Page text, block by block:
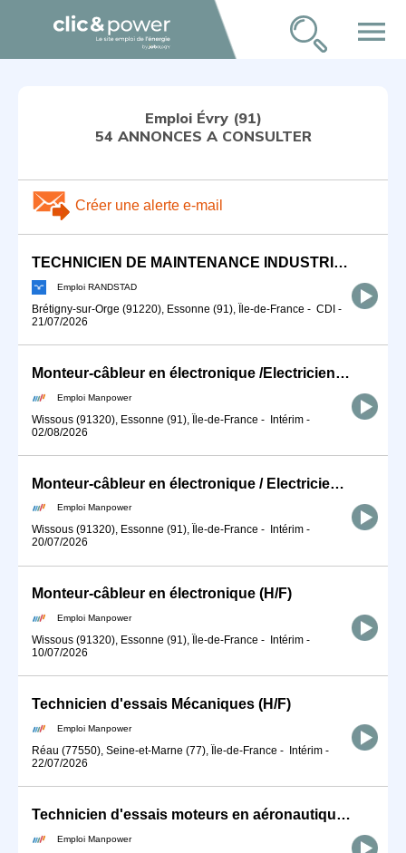
menu
Emploi Évry (91)
54 ANNONCES A CONSULTER
Créer une alerte e-mail
TECHNICIEN DE MAINTENANCE INDUSTRIELLE (F/H)
Emploi RANDSTAD
Brétigny-sur-Orge (91220), Essonne (91), Île-de-France - CDI -
21/07/2026
Monteur-câbleur en électronique /Electricien / Electronicien (H/F)
Emploi Manpower
Wissous (91320), Essonne (91), Île-de-France - Intérim -
02/08/2026
Monteur-câbleur en électronique / Electricien / Electronicien / DRONE (H/F)
Emploi Manpower
Wissous (91320), Essonne (91), Île-de-France - Intérim -
20/07/2026
Monteur-câbleur en électronique (H/F)
Emploi Manpower
Wissous (91320), Essonne (91), Île-de-France - Intérim -
10/07/2026
Technicien d'essais Mécaniques (H/F)
Emploi Manpower
Réau (77550), Seine-et-Marne (77), Île-de-France - Intérim -
22/07/2026
Technicien d'essais moteurs en aéronautique (H/F)
Emploi Manpower